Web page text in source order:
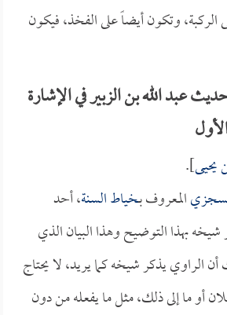
الركبة، وتكون أيضاً على الفخذ، فيكون
عبد الله بن الزبير في الإشارة
يحيى].
المعروف بـخياط السنة، أحد
بهذا التوضيح وهذا البيان الذي
الراوي يذكر شيخه كما يريد، لا يحتاج
أو ما إلى ذلك، مثل ما يفعله من دون